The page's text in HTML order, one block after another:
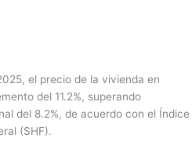
el precio de la vivienda en
del 11.2%, superando
del 8.2%, de acuerdo con el Índice
(SHF).